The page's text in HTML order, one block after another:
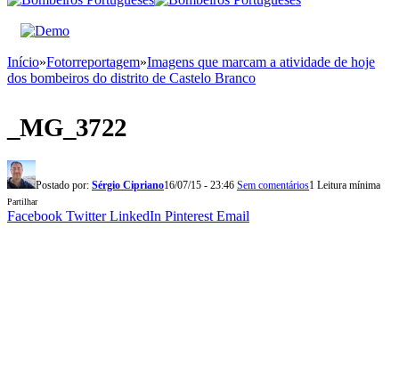
Início»Fotorreportagem»Imagens que marcam a atividade de hoje
dos bombeiros do distrito de Castelo Branco
_MG_3722
Postado por: Sérgio Cipriano16/07/15 - 23:46 Sem comentários1 Leitura mínima
Partilhar
Facebook Twitter LinkedIn Pinterest Email